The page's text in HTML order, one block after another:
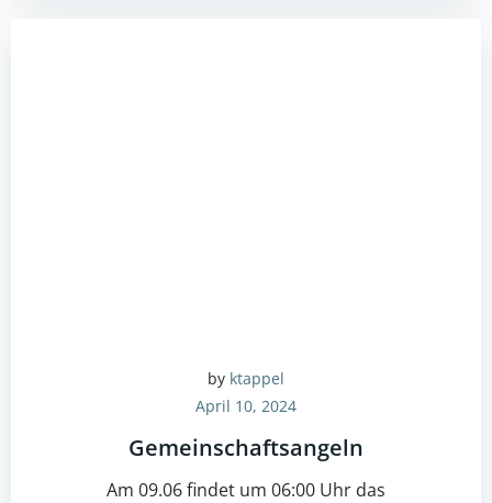
by ktappel
April 10, 2024
Gemeinschaftsangeln
Am 09.06 findet um 06:00 Uhr das